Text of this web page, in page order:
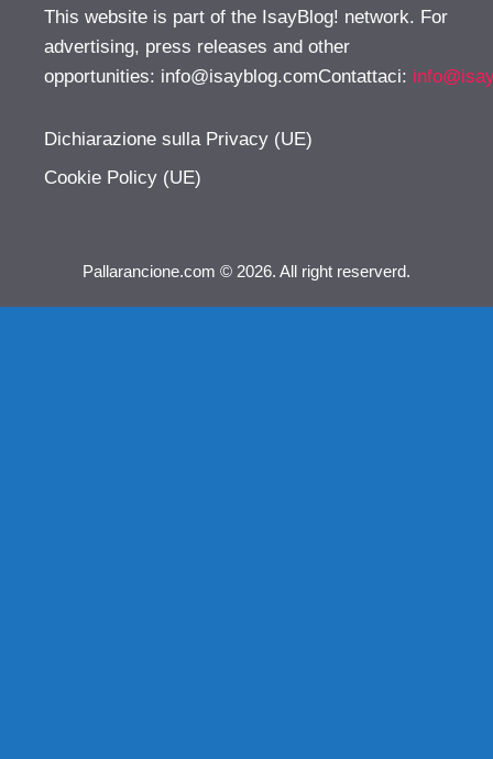
This website is part of the IsayBlog! network. For
advertising, press releases and other
opportunities: info@isayblog.comContattaci:
Dichiarazione sulla Privacy (UE)
Cookie Policy (UE)
Pallarancione.com © 2026. All right reserverd.